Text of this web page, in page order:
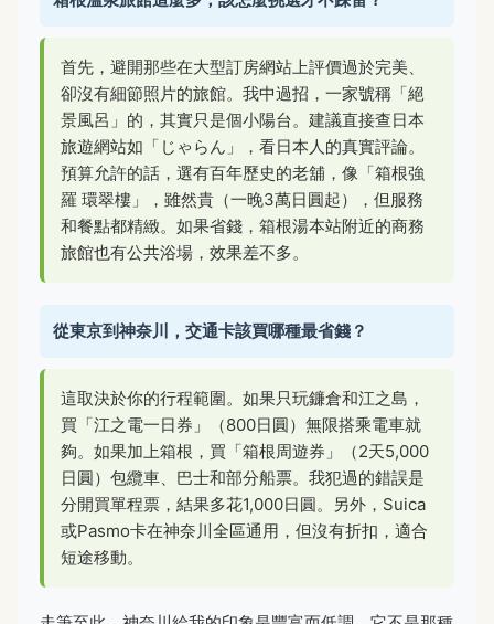
首先，避開那些在大型訂房網站上評價過於完美、
卻沒有細節照片的旅館。我中過招，一家號稱「絕
景風呂」的，其實只是個小陽台。建議直接查日本
旅遊網站如「じゃらん」，看日本人的真實評論。
預算允許的話，選有百年歷史的老舖，像「箱根強
羅 環翠樓」，雖然貴（一晚3萬日圓起），但服務
和餐點都精緻。如果省錢，箱根湯本站附近的商務
旅館也有公共浴場，效果差不多。
從東京到神奈川，交通卡該買哪種最省錢？
這取決於你的行程範圍。如果只玩鐮倉和江之島，
買「江之電一日券」（800日圓）無限搭乘電車就
夠。如果加上箱根，買「箱根周遊券」（2天5,000
日圓）包纜車、巴士和部分船票。我犯過的錯誤是
分開買單程票，結果多花1,000日圓。另外，Suica
或Pasmo卡在神奈川全區通用，但沒有折扣，適合
短途移動。